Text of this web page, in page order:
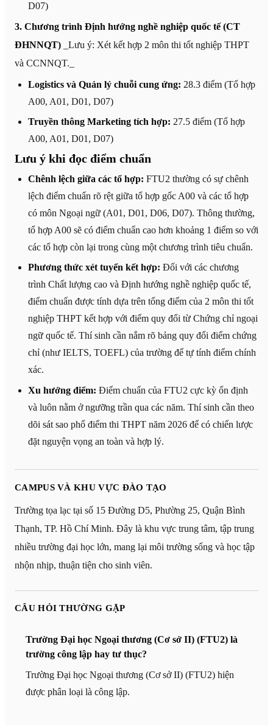
D07)
3. Chương trình Định hướng nghề nghiệp quốc tế (CT
ĐHNNQT) _Lưu ý: Xét kết hợp 2 môn thi tốt nghiệp THPT
và CCNNQT._
Logistics và Quản lý chuỗi cung ứng: 28.3 điểm (Tổ hợp
A00, A01, D01, D07)
Truyền thông Marketing tích hợp: 27.5 điểm (Tổ hợp
A00, A01, D01, D07)
Lưu ý khi đọc điểm chuẩn
Chênh lệch giữa các tổ hợp: FTU2 thường có sự chênh
lệch điểm chuẩn rõ rệt giữa tổ hợp gốc A00 và các tổ hợp
có môn Ngoại ngữ (A01, D01, D06, D07). Thông thường,
tổ hợp A00 sẽ có điểm chuẩn cao hơn khoảng 1 điểm so với
các tổ hợp còn lại trong cùng một chương trình tiêu chuẩn.
Phương thức xét tuyển kết hợp: Đối với các chương
trình Chất lượng cao và Định hướng nghề nghiệp quốc tế,
điểm chuẩn được tính dựa trên tổng điểm của 2 môn thi tốt
nghiệp THPT kết hợp với điểm quy đổi từ Chứng chỉ ngoại
ngữ quốc tế. Thí sinh cần nắm rõ bảng quy đổi điểm chứng
chỉ (như IELTS, TOEFL) của trường để tự tính điểm chính
xác.
Xu hướng điểm: Điểm chuẩn của FTU2 cực kỳ ổn định
và luôn nằm ở ngưỡng trần qua các năm. Thí sinh cần theo
dõi sát sao phổ điểm thi THPT năm 2026 để có chiến lược
đặt nguyện vọng an toàn và hợp lý.
CAMPUS VÀ KHU VỰC ĐÀO TẠO
Trường tọa lạc tại số 15 Đường D5, Phường 25, Quận Bình
Thạnh, TP. Hồ Chí Minh. Đây là khu vực trung tâm, tập trung
nhiều trường đại học lớn, mang lại môi trường sống và học tập
nhộn nhịp, thuận tiện cho sinh viên.
CÂU HỎI THƯỜNG GẶP
Trường Đại học Ngoại thương (Cơ sở II) (FTU2) là
trường công lập hay tư thục?
Trường Đại học Ngoại thương (Cơ sở II) (FTU2) hiện
được phân loại là công lập.